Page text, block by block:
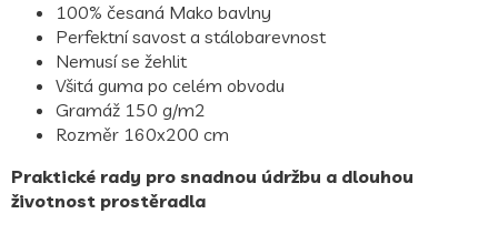
100% česaná Mako bavlny
Perfektní savost a stálobarevnost
Nemusí se žehlit
Všitá guma po celém obvodu
Gramáž 150 g/m2
Rozměr 160x200 cm
Praktické rady pro snadnou údržbu a dlouhou
životnost prostěradla